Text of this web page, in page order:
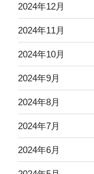
2024年12月
2024年11月
2024年10月
2024年9月
2024年8月
2024年7月
2024年6月